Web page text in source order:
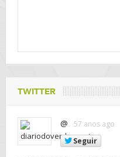
TWITTER
@
57 anos ago
Seguir